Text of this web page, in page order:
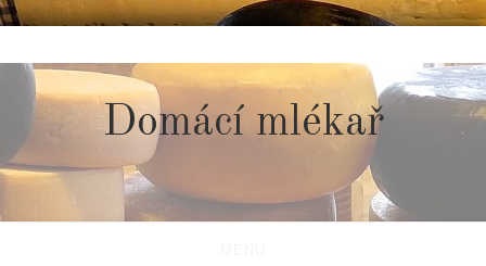
to
content
Domácí mlékař